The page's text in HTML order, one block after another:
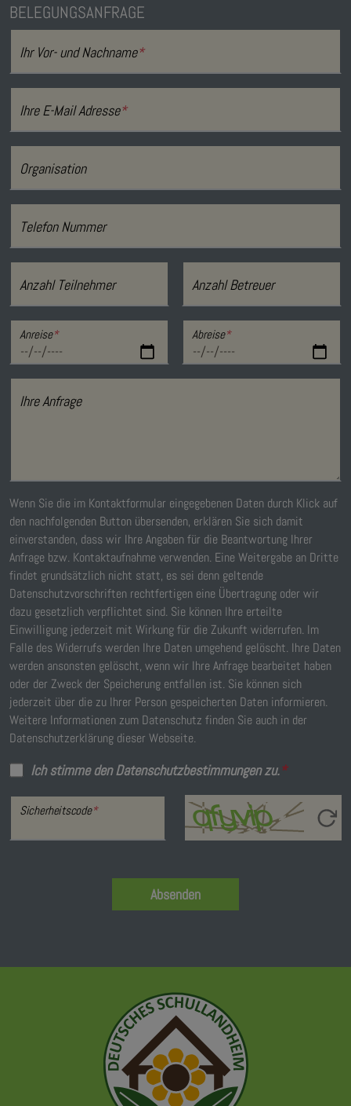
BELEGUNGSANFRAGE
Ihr Vor- und Nachname*
Ihre E-Mail Adresse*
Organisation
Telefon Nummer
Anzahl Teilnehmer Anzahl Betreuer
Anreise* Abreise*
Ihre Anfrage
Wenn Sie die im Kontaktformular eingegebenen Daten durch Klick auf
den nachfolgenden Button übersenden, erklären Sie sich damit
einverstanden, dass wir Ihre Angaben für die Beantwortung Ihrer
Anfrage bzw. Kontaktaufnahme verwenden. Eine Weitergabe an Dritte
findet grundsätzlich nicht statt, es sei denn geltende
Datenschutzvorschriften rechtfertigen eine Übertragung oder wir
dazu gesetzlich verpflichtet sind. Sie können Ihre erteilte
Einwilligung jederzeit mit Wirkung für die Zukunft widerrufen. Im
Falle des Widerrufs werden Ihre Daten umgehend gelöscht. Ihre Daten
werden ansonsten gelöscht, wenn wir Ihre Anfrage bearbeitet haben
oder der Zweck der Speicherung entfallen ist. Sie können sich
jederzeit über die zu Ihrer Person gespeicherten Daten informieren.
Weitere Informationen zum Datenschutz finden Sie auch in der
Datenschutzerklärung dieser Webseite.
Ich stimme den Datenschutzbestimmungen zu.*
Sicherheitscode*
Absenden